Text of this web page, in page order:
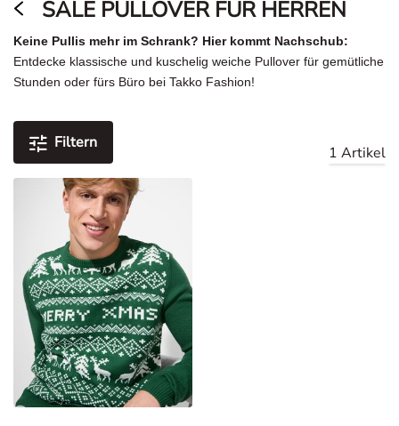
SALE PULLOVER FÜR HERREN
Keine Pullis mehr im Schrank? Hier kommt Nachschub:
Entdecke klassische und kuschelig weiche Pullover für gemütliche
Stunden oder fürs Büro bei Takko Fashion!
Filtern
1 Artikel